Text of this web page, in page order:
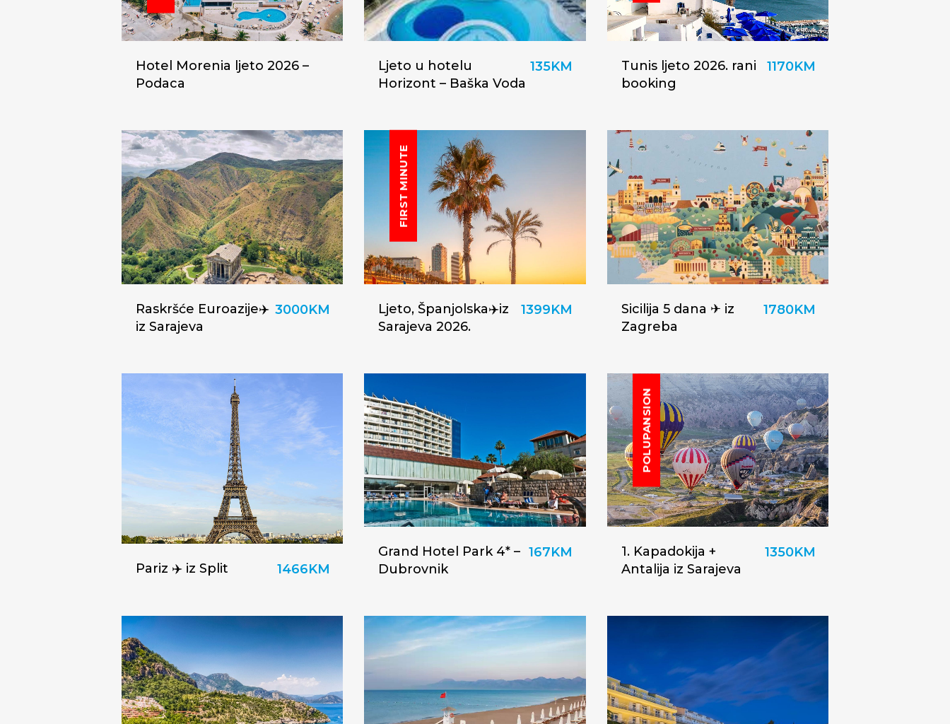
Hotel Morenia ljeto 2026 –
Podaca
Ljeto u hotelu
Horizont – Baška Voda
135KM
Tunis ljeto 2026. rani
booking
1170KM
Raskršće Euroazije✈️
iz Sarajeva
3000KM
Ljeto, Španjolska✈️iz
Sarajeva 2026.
1399KM
FIRST MINUTE
Sicilija 5 dana ✈ iz
Zagreba
1780KM
Pariz ✈️ iz Split 1466KM
Grand Hotel Park 4* –
Dubrovnik
167KM
1. Kapadokija +
Antalija iz Sarajeva
1350KM
POLUPANSION